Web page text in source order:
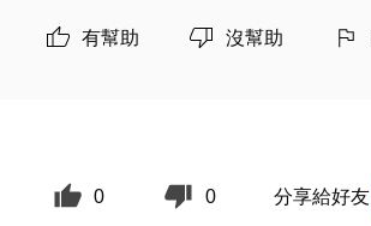
有幫助 沒幫助
0 0 分享給好友